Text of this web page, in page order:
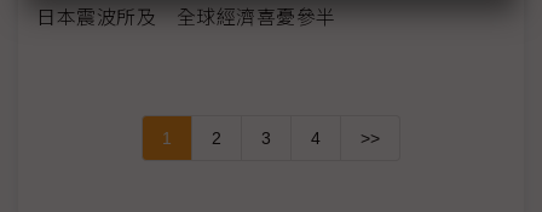
日本震波所及 全球經濟喜憂參半
1 2 3 4 >>